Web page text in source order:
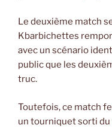
Le deuxième match
Kbarbichettes
avec un scénario
public que les
truc.
Toutefois, ce match
un tourniquet sorti